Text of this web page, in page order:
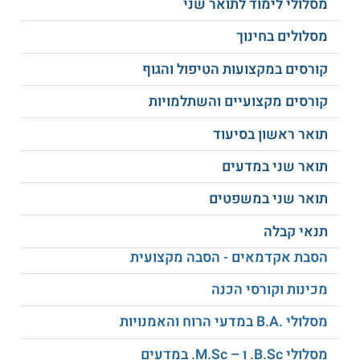
אוניברסיטת חיפה מציעה לימודי מדעי המחשב לתלמידי תיכון
מצטיינים ובעלי מוטיבציה להשתלב בלימודים אקדמיים. התוכנית
מאפשרת מסלול ישיר לתואר ראשון במדעי המחשב באמצעות
דחיית השירות הצבאי. הקורסים מועברים באמצעות סגל אקדמי
בכיר ובכיתות לימוד קטנות, המאפשרות לימודים אחד על אחד.
תוכנית הלימודי נמשכת 4 שנים במשך שני ימי לימוד.
למידע נוסף לחצו:אוניברסיטת חיפה
מסלולים בחינוך
קורסים במקצועות הטיפול והגוף
קורסים מקצועיים והשתלמויות
תואר ראשון בסיעוד
תואר שני במדעים
תואר שני במשפטים
תנאי קבלה
הסבת אקדמאים - הסבה מקצועית
מכינות וקורסי הכנה
מסלולי .B.A במדעי הרוח והאמנויות
מסלולי B.Sc. ו – M.Sc. במדעים